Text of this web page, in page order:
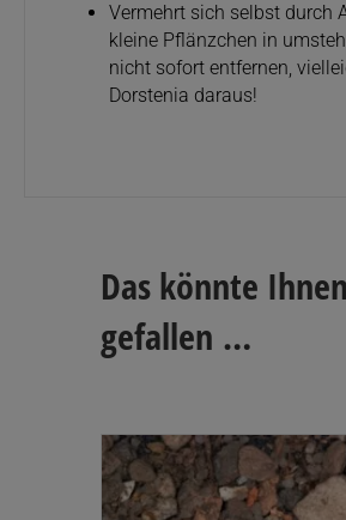
Vermehrt sich selbst durch
kleine Pflänzchen in
nicht sofort entfernen,
Dorstenia daraus!
Das könnte
gefallen …